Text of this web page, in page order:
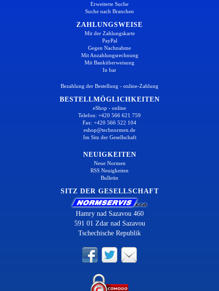
Erweiterte Suche
Suche nach Branchen
ZAHLUNGSWEISE
Mit der Zahlungskarte
PayPal
Gegen Nachnahme
Mit Anzahlungsrechnung
Mit Banküberweisung
In bar
Bezahlung der Bestellung - online-Zahlung
BESTELLMÖGLICHKEITEN
eShop - online
Telefon: +420 566 621 759
Fax: +420 566 522 104
eshop@technormen.de
Im Sitz der Gesellschaft
NEUIGKEITEN
Neue Normen
RSS Neuigkeiten
Bulletin
SITZ DER GESELLSCHAFT
Hamry nad Sazavou 460
591 01 Zdar nad Sazavou
Tschechische Republik